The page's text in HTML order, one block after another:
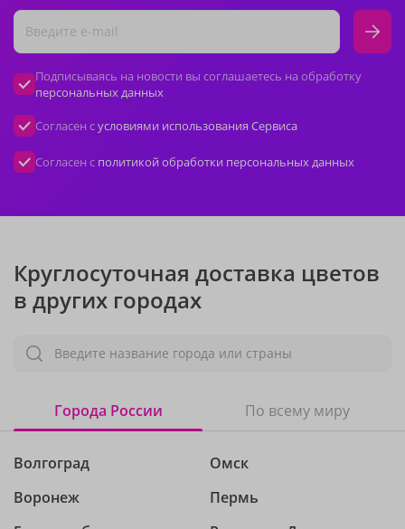
Подписываясь на новости вы соглашаетесь на обработку
персональных данных
Согласен сусловиями использования Сервиса
Согласен с политикой обработки персональных данных
Круглосуточная доставка цветов
в других городах
Введите название города или страны
Города России По всему миру
Волгоград
Воронеж
Омск
Пермь